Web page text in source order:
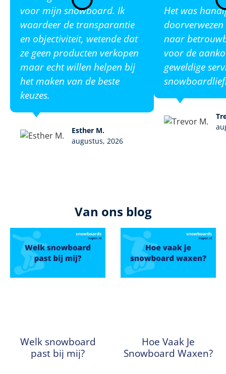
voor mijn snowboard. Ik
waardeer de transparantie
en objectiviteit, wetende dat
ze geen producten verkopen
maar echt willen helpen bij
het maken van de beste
keuzes.
Esther M.
augustus, 2026
Het was
naar
voor de
geweldige
Van ons blog
Welk snowboard
past bij mij?
Hoe Vaak Je
Snowboard Waxen?